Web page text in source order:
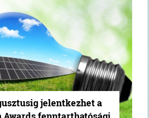
jelentkezhet a